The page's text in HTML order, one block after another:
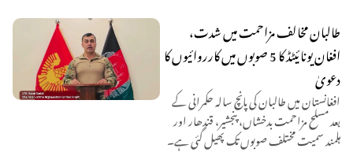
طالبان مخالف مزاحمت میں شدت،
افغان یونائیٹڈ کا 5 صوبوں میں کارروائیوں کا
دعویٰ
افغانستان میں طالبان کی پانچ سالہ حکمرانی کے
بعد مسلح مزاحمت بدخشاں، پنجشیر، قندھار اور
ہلمند سمیت مختلف صوبوں تک پھیل گئی ہے۔